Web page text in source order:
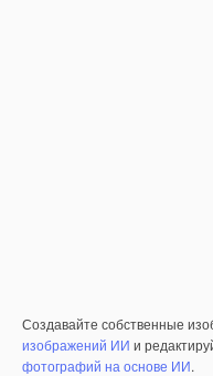
Создавайте собственные
изображений ИИ и
фотографий на основе ИИ.